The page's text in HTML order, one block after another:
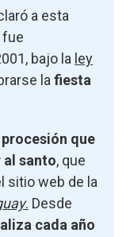
a esta
fue
bajo la ley
la fiesta
que
al santo, que
sitio web de la
. Desde
cada año